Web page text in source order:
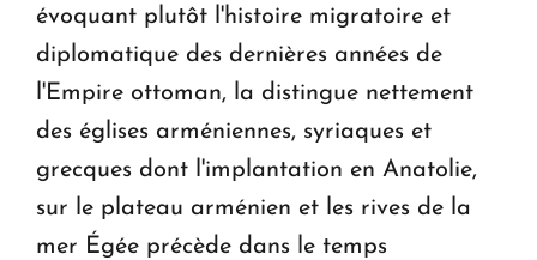
évoquant plutôt l'histoire migratoire et
diplomatique des dernières années de
l'Empire ottoman, la distingue nettement
des églises arméniennes, syriaques et
grecques dont l'implantation en Anatolie,
sur le plateau arménien et les rives de la
mer Égée précède dans le temps